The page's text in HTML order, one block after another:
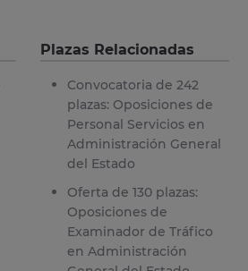
Plazas Relacionadas
Convocatoria de 242
plazas: Oposiciones de
Personal Servicios en
Administración General
del Estado
Oferta de 130 plazas:
Oposiciones de
Examinador de Tráfico
en Administración